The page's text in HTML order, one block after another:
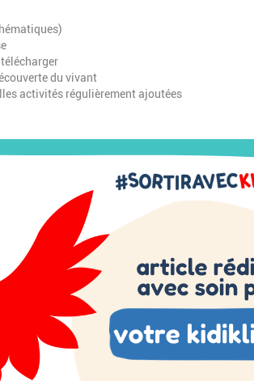
du vivant
activités régulièrement ajoutées